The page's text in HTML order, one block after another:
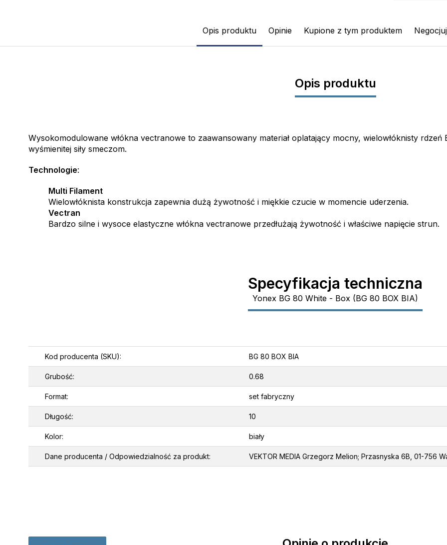
Opis produktu Opinie Kupione z tym produktem
Opis produktu
Wysokomodulowane włókna vectranowe to zaawansowany materiał oplatający mocny, wielowłóknisty
wyśmienitej siły smeczom.
Technologie:
Multi Filament
Wielowłóknista konstrukcja zapewnia dużą żywotność i miękkie czucie w momencie uderzenia.
Vectran
Bardzo silne i wysoce elastyczne włókna vectranowe przedłużają żywotność i właściwe napięcie strun.
Specyfikacja techniczna
Yonex BG 80 White - Box (BG 80 BOX BIA)
Kod producenta (SKU): BG 80 BOX BIA
Grubość: 0.68
Format: set fabryczny
Długość: 10
Kolor: biały
Dane producenta / Odpowiedzialność za produkt: VEKTOR MEDIA Grzegorz Melion; Przasnyska 6B, 01-756